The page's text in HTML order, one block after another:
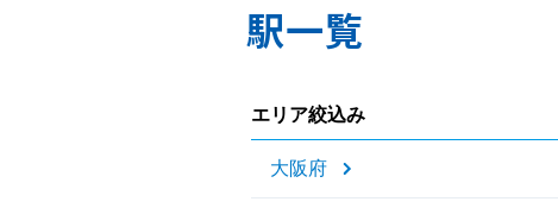
駅一覧
エリア絞込み
大阪府